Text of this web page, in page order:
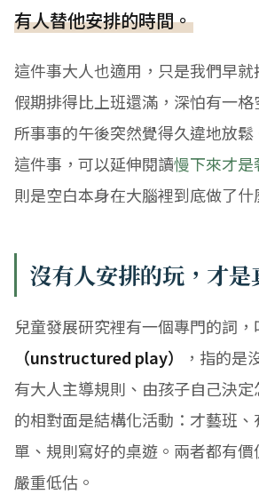
有人替他安排的時間。
這件事大人也適用，只是我們早
假期排得比上班還滿，深怕有一
所事事的午後突然覺得久違地放
這件事，可以延伸閱讀慢下來才是
則是空白本身在大腦裡到底做了什
沒有人安排的玩，才是
兒童發展研究裡有一個專門的詞，
（unstructured play）
，指的是
有大人主導規則、由孩子自己決
的相對面是結構化活動：才藝班
單、規則寫好的桌遊。兩者都有
嚴重低估。